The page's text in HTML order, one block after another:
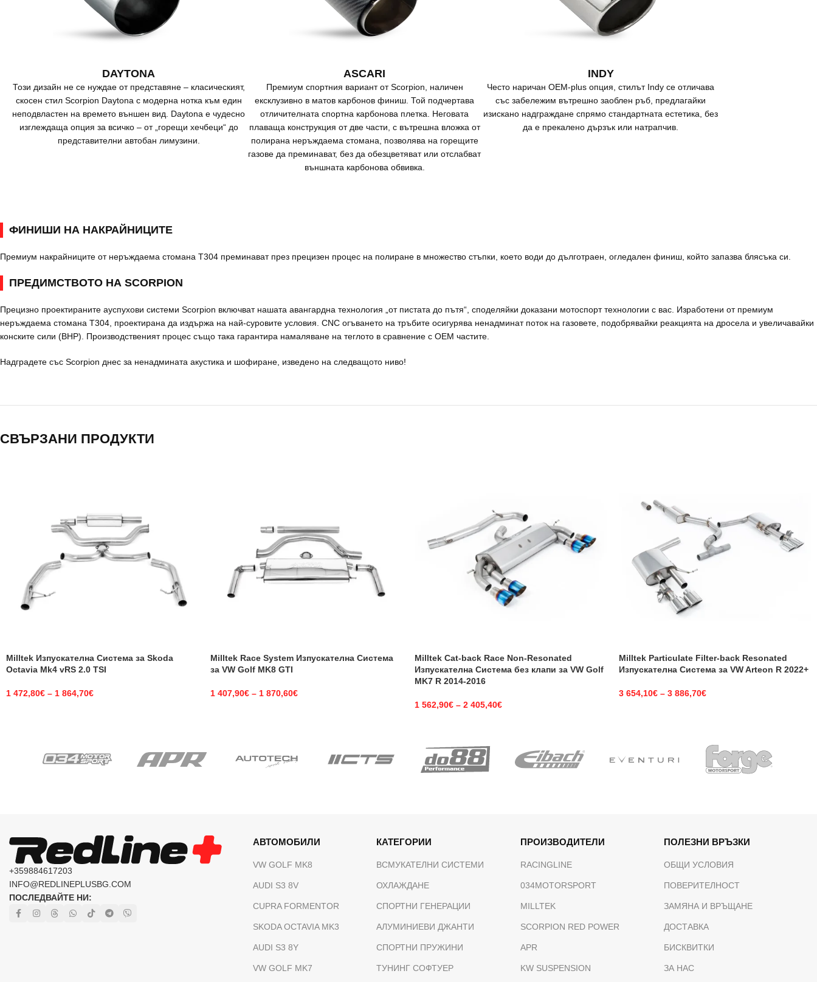
DAYTONA
Този дизайн не се нуждае от представяне – класическият,
скосен стил Scorpion Daytona с модерна нотка към един
неподвластен на времето външен вид. Daytona е чудесно
изглеждаща опция за всичко – от „горещи хечбеци“ до
представителни автобан лимузини.
ASCARI
Премиум спортния вариант от Scorpion, наличен
ексклузивно в матов карбонов финиш. Той подчертава
отличителната спортна карбонова плетка. Неговата
плаваща конструкция от две части, с вътрешна вложка от
полирана неръждаема стомана, позволява на горещите
газове да преминават, без да обезцветяват или отслабват
външната карбонова обвивка.
INDY
Често наричан OEM-plus опция, стилът Indy се отличава
със забележим вътрешно заоблен ръб, предлагайки
изискано надграждане спрямо стандартната естетика, без
да е прекалено дързък или натрапчив.
ФИНИШИ НА НАКРАЙНИЦИТЕ
Премиум накрайниците от неръждаема стомана T304 преминават през прецизен процес на полиране в множество стъпки, което води до дълготраен, огледален финиш, който запазва блясъка си.
ПРЕДИМСТВОТО НА SCORPION
Прецизно проектираните ауспухови системи Scorpion включват нашата авангардна технология „от пистата до пътя“, споделяйки доказани мотоспорт технологии с вас. Изработени от премиум
неръждаема стомана T304, проектирана да издържа на най-суровите условия. CNC огъването на тръбите осигурява ненадминат поток на газовете, подобрявайки реакцията на дросела и увеличавайки
конските сили (BHP). Производственият процес също така гарантира намаляване на теглото в сравнение с OEM частите.
Надградете със Scorpion днес за ненадмината акустика и шофиране, изведено на следващото ниво!
СВЪРЗАНИ ПРОДУКТИ
Milltek Изпускателна Система за Skoda
Octavia Mk4 vRS 2.0 TSI
1 472,80€ – 1 864,70€
Milltek Race System Изпускателна Система
за VW Golf MK8 GTI
1 407,90€ – 1 870,60€
Milltek Cat-back Race Non-Resonated
Изпускателна Система без клапи за VW Golf
MK7 R 2014-2016
1 562,90€ – 2 405,40€
Milltek Particulate Filter-back Resonated
Изпускателна Система за VW Arteon R 2022+
3 654,10€ – 3 886,70€
+359884617203
INFO@REDLINEPLUSBG.COM
ПОСЛЕДВАЙТЕ НИ:
АВТОМОБИЛИ
VW GOLF MK8
AUDI S3 8V
CUPRA FORMENTOR
SKODA OCTAVIA MK3
AUDI S3 8Y
VW GOLF MK7
КАТЕГОРИИ
ВСМУКАТЕЛНИ СИСТЕМИ
ОХЛАЖДАНЕ
СПОРТНИ ГЕНЕРАЦИИ
АЛУМИНИЕВИ ДЖАНТИ
СПОРТНИ ПРУЖИНИ
ТУНИНГ СОФТУЕР
ПРОИЗВОДИТЕЛИ
RACINGLINE
034MOTORSPORT
MILLTEK
SCORPION RED POWER
APR
KW SUSPENSION
ПОЛЕЗНИ ВРЪЗКИ
ОБЩИ УСЛОВИЯ
ПОВЕРИТЕЛНОСТ
ЗАМЯНА И ВРЪЩАНЕ
ДОСТАВКА
БИСКВИТКИ
ЗА НАС